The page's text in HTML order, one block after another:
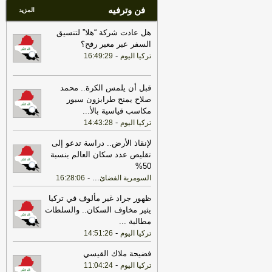
فن وترفيه المزيد
هل عادت شركة “هلا” لتنسيق
السفر عبر معبر رفح؟
تركيا اليوم -
16:49:29
قبل أن يلمس الكرة.. محمد
صلاح يمنح طرابزون سبور
مكاسب قياسية بالأ...
تركيا اليوم -
14:43:28
لإنقاذ الأرض.. دراسة تدعو إلى
تقليص عدد سكان العالم بنسبة
50%
السومرية الفضائ...
-
16:28:06
ظهور جراد غير مألوف في تركيا
يثير مخاوف السكان.. والسلطات
مطالبة ...
تركيا اليوم -
14:51:26
فضيحة ملاك القيسي
تركيا اليوم -
11:04:24